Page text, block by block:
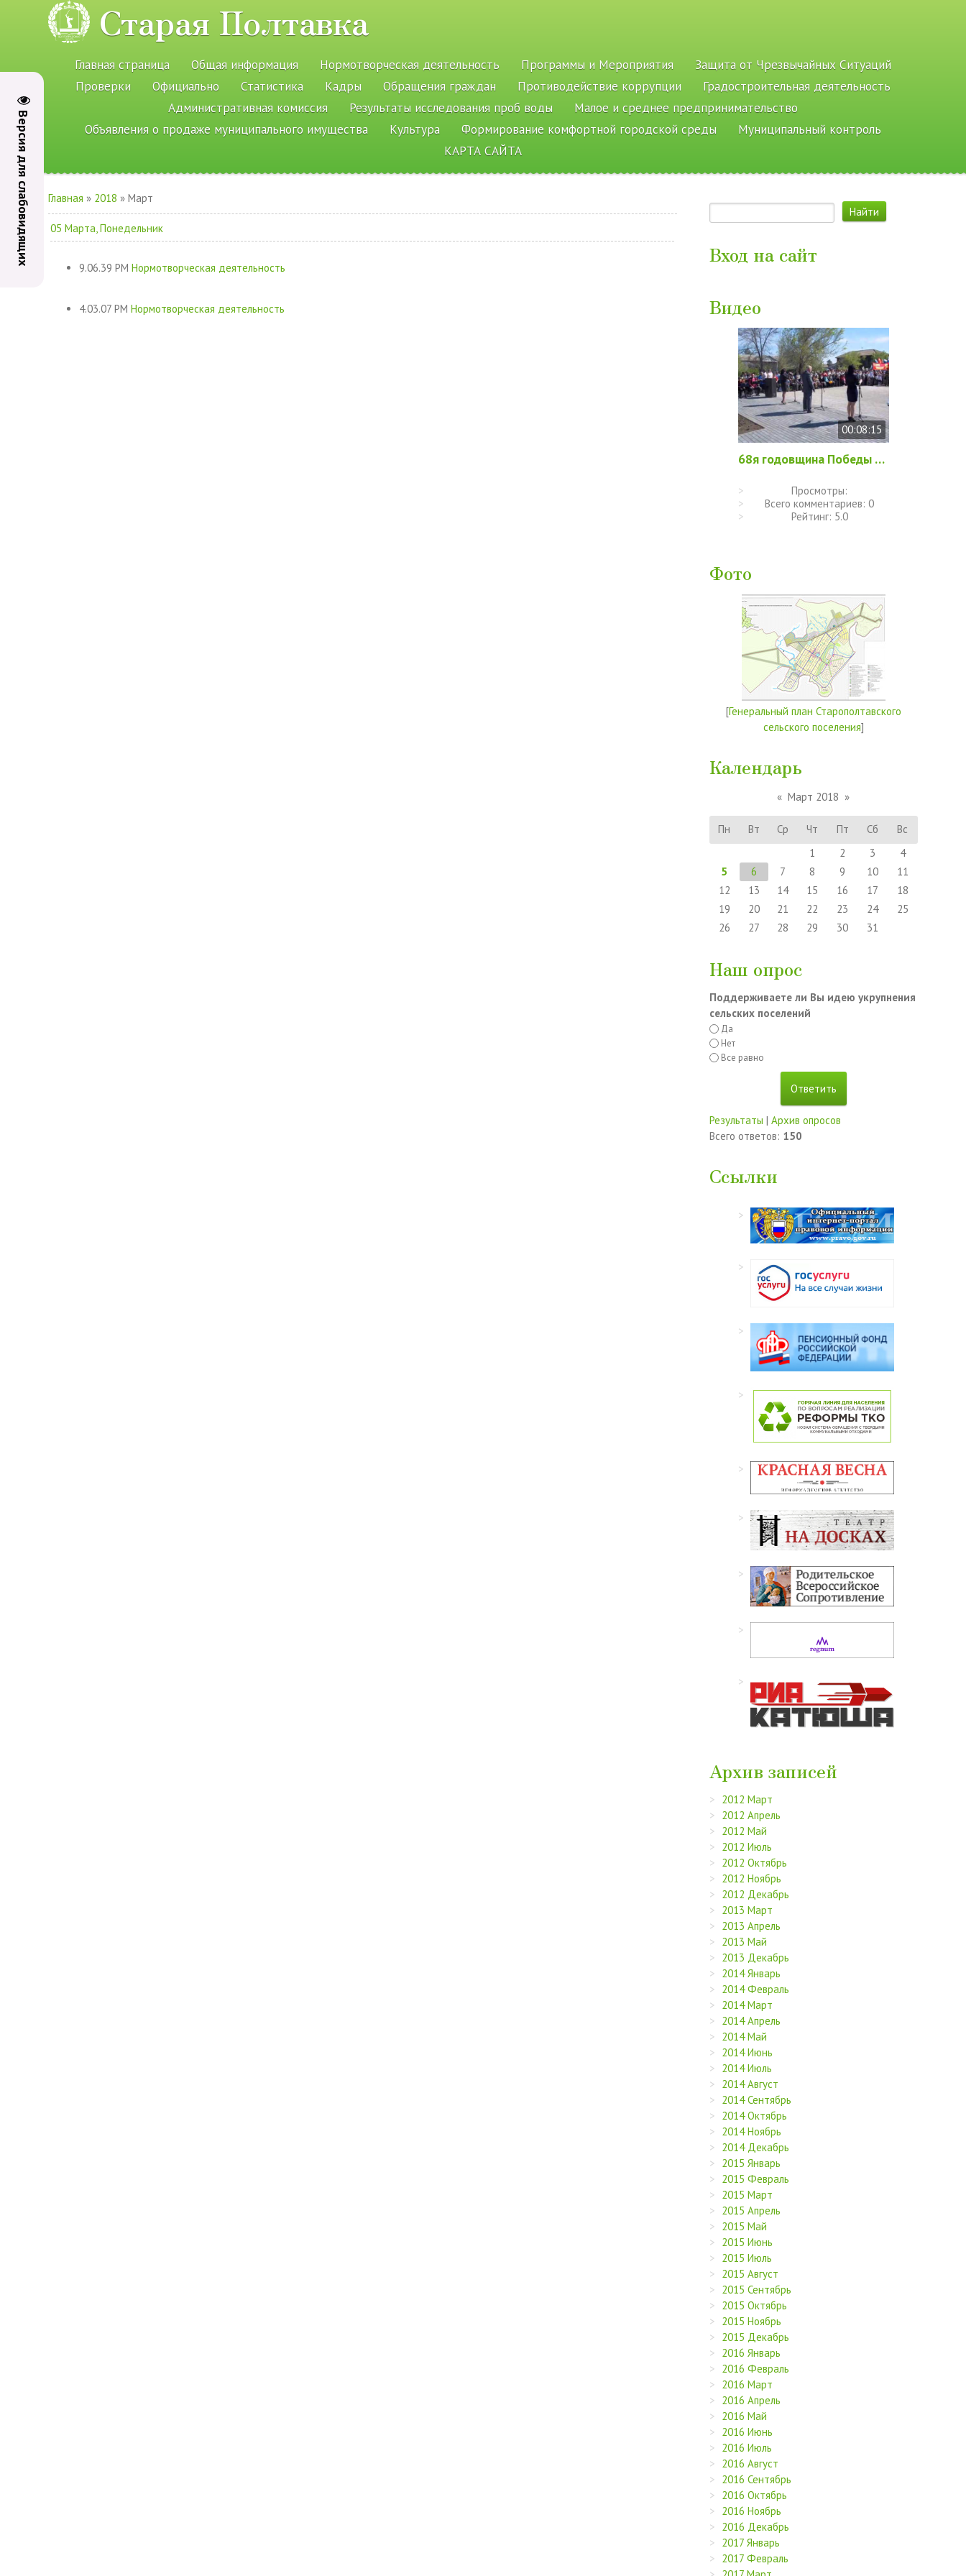
Версия для слабовидящих
Старая Полтавка
Главная страница Общая информация Нормотворческая деятельность Программы и Мероприятия
Защита от Чрезвычайных Ситуаций
Проверки
Официально Статистика Кадры Обращения граждан Противодействие коррупции
Градостроительная деятельность
Административная комиссия
Результаты исследования проб воды
Малое и среднее предпринимательство
Объявления о продаже муниципального имущества
Культура Формирование комфортной городской среды
Муниципальный контроль
КАРТА САЙТА
Главная » 2018 » Март
05 Марта, Понедельник
9.06.39 PM Нормотворческая деятельность
4.03.07 PM Нормотворческая деятельность
Вход на сайт
Видео
00:08:15
68я годовщина Победы в ВОВ 2013 год
Просмотры:
Всего комментариев:0
Рейтинг: 5.0
Фото
[Генеральный план Старополтавского
сельского поселения]
Календарь
« Март 2018 »
Пн Вт Ср Чт Пт Сб
Вс
1
2 3
4
5
6 7 8 9 10
11
12
13 14 15 16 17
18
19
20 21 22 23 24
25
26
27 28 29 30 31
Наш опрос
Поддерживаете ли Вы идею укрупнения
сельских поселений
Да
Нет
Все равно
Результаты | Архив опросов
Всего ответов: 150
Ссылки
Архив записей
2012 Март
2012 Апрель
2012 Май
2012 Июль
2012 Октябрь
2012 Ноябрь
2012 Декабрь
2013 Март
2013 Апрель
2013 Май
2013 Декабрь
2014 Январь
2014 Февраль
2014 Март
2014 Апрель
2014 Май
2014 Июнь
2014 Июль
2014 Август
2014 Сентябрь
2014 Октябрь
2014 Ноябрь
2014 Декабрь
2015 Январь
2015 Февраль
2015 Март
2015 Апрель
2015 Май
2015 Июнь
2015 Июль
2015 Август
2015 Сентябрь
2015 Октябрь
2015 Ноябрь
2015 Декабрь
2016 Январь
2016 Февраль
2016 Март
2016 Апрель
2016 Май
2016 Июнь
2016 Июль
2016 Август
2016 Сентябрь
2016 Октябрь
2016 Ноябрь
2016 Декабрь
2017 Январь
2017 Февраль